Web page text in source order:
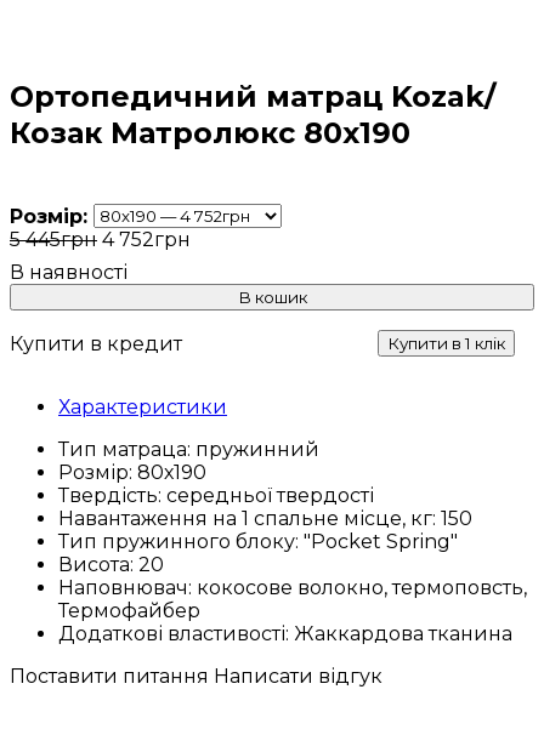
Ортопедичний матрац Kozak/
Козак Матролюкс 80х190
Розмір:
5 445грн 4 752грн
В кошик
Купити в кредит Купити в 1 клік
Характеристики
Тип матраца: пружинний
Розмір: 80х190
Твердість: середньої твердості
Навантаження на 1 спальне місце, кг: 150
Тип пружинного блоку: "Pocket Spring"
Висота: 20
Наповнювач: кокосове волокно, термоповсть,
Термофайбер
Додаткові властивості: Жаккардова тканина
Поставити питання Написати відгук